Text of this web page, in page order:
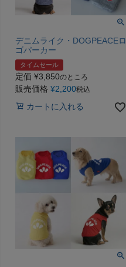
デニムライク・DOGPEACEロ
ゴパーカー
タイムセール
定価 ¥3,850のところ
販売価格 ¥2,200税込
カートに入れる